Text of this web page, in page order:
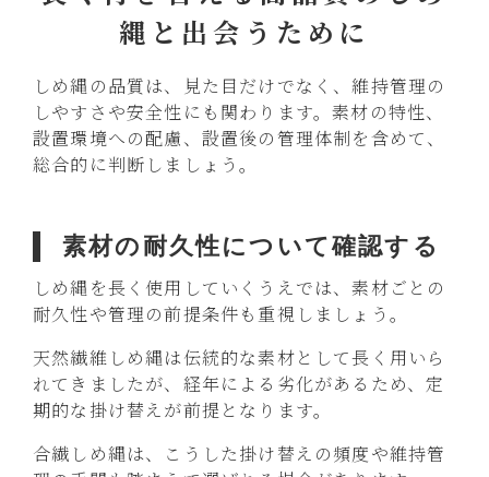
縄と出会うために
しめ縄の品質は、見た目だけでなく、維持管理の
しやすさや安全性にも関わります。素材の特性、
設置環境への配慮、設置後の管理体制を含めて、
総合的に判断しましょう。
素材の耐久性について確認する
しめ縄を長く使用していくうえでは、素材ごとの
耐久性や管理の前提条件も重視しましょう。
天然繊維しめ縄は伝統的な素材として長く用いら
れてきましたが、経年による劣化があるため、定
期的な掛け替えが前提となります。
合繊しめ縄は、こうした掛け替えの頻度や維持管